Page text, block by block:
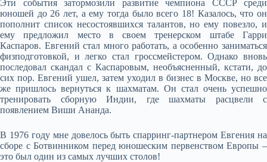
Эти события затормозили развитие чемпиона СССР среди
юношей до 26 лет, а ему тогда было всего 18! Казалось, что он
пополнит список несостоявшихся талантов, но ему повезло, и
ему предложил место в своем тренерском штабе Гарри
Каспаров. Евгений стал много работать, а особенно заниматься
физподготовкой, и легко стал гроссмейстером. Однако вновь
последовал скандал с Каспаровым, необъясненный, кстати, до
сих пор. Евгений ушел, затем уходил в бизнес в Москве, но все
же пришлось вернуться к шахматам. Он стал очень успешно
тренировать сборную Индии, где шахматы расцвели с
появлением Виши Ананда.
В 1976 году мне довелось быть спарринг-партнером Евгения на
сборе с Ботвинником перед юношеским первенством Европы –
это был один из самых лучших столов!